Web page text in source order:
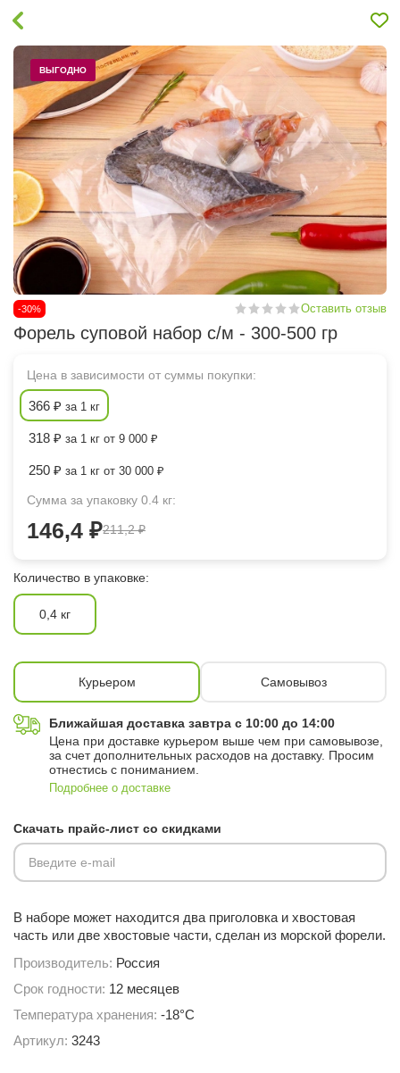
ВЫГОДНО
-30% Оставить отзыв
Форель суповой набор с/м - 300-500 гр
Цена в зависимости от суммы покупки:
366 ₽ за 1 кг
318 ₽ за 1 кг от 9 000 ₽
250 ₽ за 1 кг от 30 000 ₽
Сумма за упаковку 0.4 кг:
146,4 ₽211,2 ₽
Количество в упаковке:
0,4 кг
Курьером Самовывоз
Ближайшая доставка завтра с 10:00 до 14:00
Цена при доставке курьером выше чем при самовывозе,
за счет дополнительных расходов на доставку. Просим
отнестись с пониманием.
Подробнее о доставке
Скачать прайс-лист со скидками
Введите e-mail
В наборе может находится два приголовка и хвостовая
часть или две хвостовые части, сделан из морской форели.
Производитель: Россия
Срок годности: 12 месяцев
Температура хранения: -18°С
Артикул: 3243